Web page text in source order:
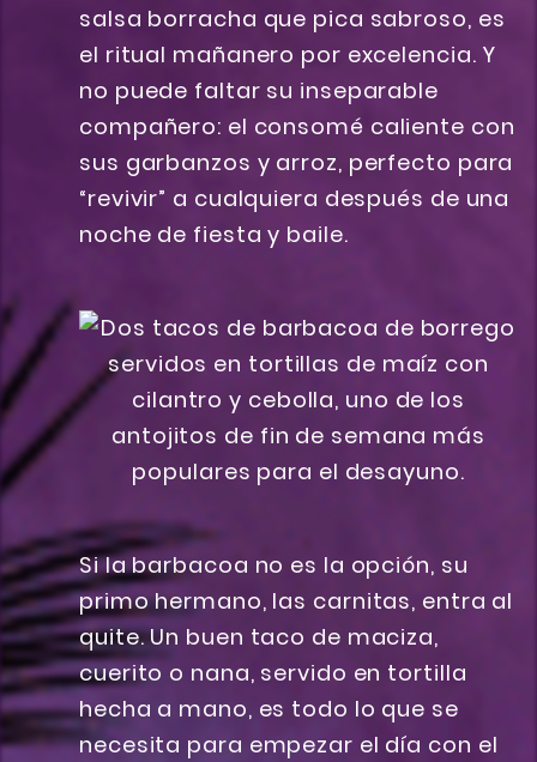
salsa borracha que pica sabroso, es
el ritual mañanero por excelencia. Y
no puede faltar su inseparable
compañero: el consomé caliente con
sus garbanzos y arroz, perfecto para
“revivir” a cualquiera después de una
noche de fiesta y baile.
Si la barbacoa no es la opción, su
primo hermano, las carnitas, entra al
quite. Un buen taco de maciza,
cuerito o nana, servido en tortilla
hecha a mano, es todo lo que se
necesita para empezar el día con el